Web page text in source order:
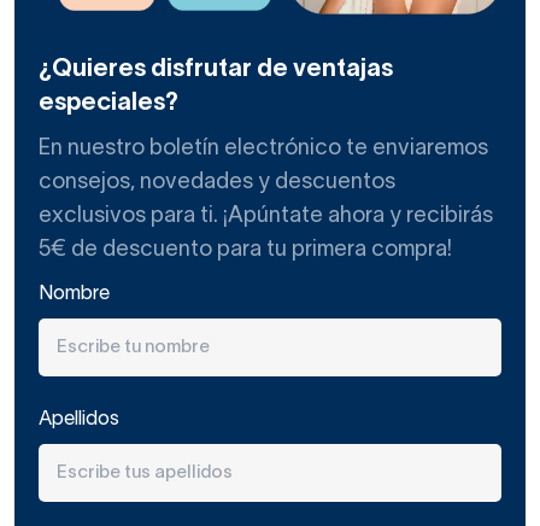
¿Quieres disfrutar de ventajas
especiales?
En nuestro boletín electrónico te enviaremos
consejos, novedades y descuentos
exclusivos para ti. ¡Apúntate ahora y recibirás
5€ de descuento para tu primera compra!
Nombre
Apellidos